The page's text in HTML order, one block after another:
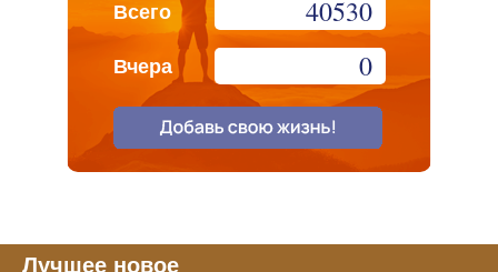
Всего 40530
Вчера 0
Лучшее новое